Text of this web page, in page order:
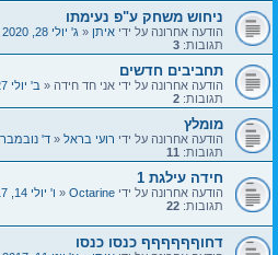
ניחוש משחק ע"פ נעימתו
הודעה אחרונה על ידי איתן«ג' יולי 28, 2020 9:55 am
תגובות: 3
תחביבים חדשים
הודעה אחרונה על ידי אני חד חידה«ב' יולי 27, 2020 9:04 pm
תגובות: 2
מומלץ
הודעה אחרונה על ידי רועי בראל«ד' נובמבר 27, 2019 2:24 pm
תגובות: 11
חידה עילגת 1
הודעה אחרונה על ידי Octarine
«ו' יולי 14, 2017 11:15 pm
תגובות: 22
דחוףףףףףף כנסו כנסו